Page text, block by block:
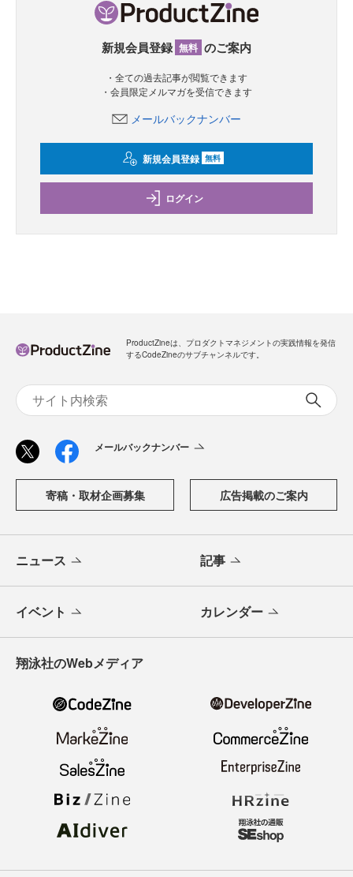
新規会員登録 無料 のご案内
・全ての過去記事が閲覧できます
・会員限定メルマガを受信できます
メールバックナンバー
新規会員登録 無料
ログイン
ProductZineは、プロダクトマネジメントの実践情報を発信
するCodeZineのサブチャンネルです。
メールバックナンバー
寄稿・取材企画募集 広告掲載のご案内
ニュース 記事
イベント カレンダー
翔泳社のWebメディア